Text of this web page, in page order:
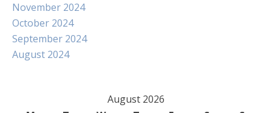
November 2024
October 2024
September 2024
August 2024
August 2026